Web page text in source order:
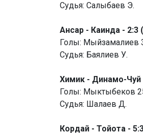
Судья: Салыбаев Э.
Ансар - Каинда - 2:3
Голы: Мыйзамалиев
Судья: Баялиев У.
Химик - Динамо-Чуй
Голы: Мыктыбеков
Судья: Шалаев Д.
Кордай - Тойота -